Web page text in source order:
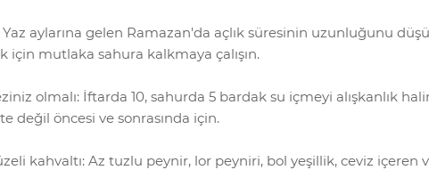
Yaz aylarına gelen Ramazan'da açlık süresinin uzunluğunu
için mutlaka sahura kalkmaya çalışın.
olmalı: İftarda 10, sahurda 5 bardak su içmeyi alışkanlık
değil öncesi ve sonrasında için.
kahvaltı: Az tuzlu peynir, lor peyniri, bol yeşillik, ceviz içeren